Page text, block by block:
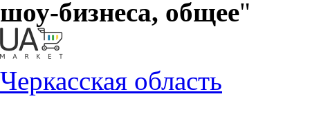
шоу-бизнеса, общее"
Черкасская область